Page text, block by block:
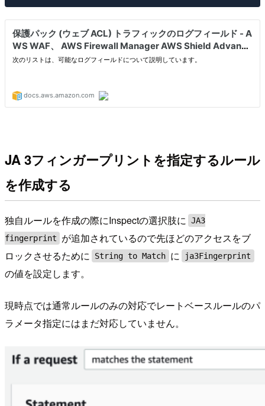
JA 3フィンガープリントを指定するルール
を作成する
独自ルールを作成の際にInspectの選択肢に JA3
fingerprint
が追加されているので先ほどのアクセスをブ
ロックさせるために
String to Match に ja3Fingerprint
の値を設定します。
現時点では通常ルールのみの対応でレートベースルールのパ
ラメータ指定にはまだ対応していません。